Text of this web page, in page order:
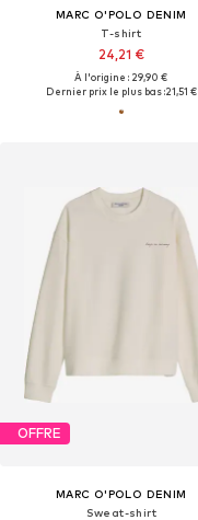
MARC O'POLO DENIM
T-shirt
24,21 €
À l'origine : 29,90 €
Dernier prix le plus bas :21,51 €
OFFRE
MARC O'POLO DENIM
Sweat-shirt